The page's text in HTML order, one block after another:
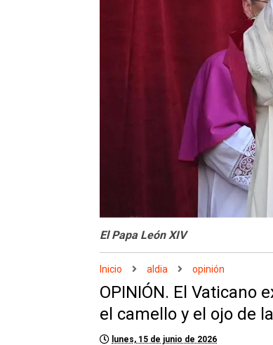
El Papa León XIV
Inicio aldia opinión
OPINIÓN. El Vaticano
el camello y el ojo de
lunes, 15 de junio de 2026